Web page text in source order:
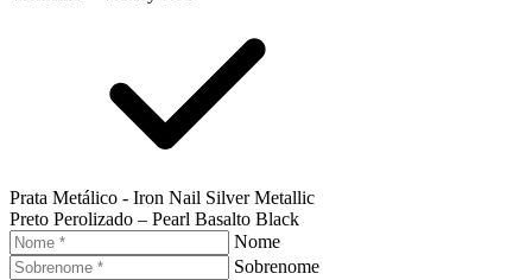
Prata Metálico - Iron Nail Silver Metallic
Preto Perolizado – Pearl Basalto Black
Nome
Sobrenome